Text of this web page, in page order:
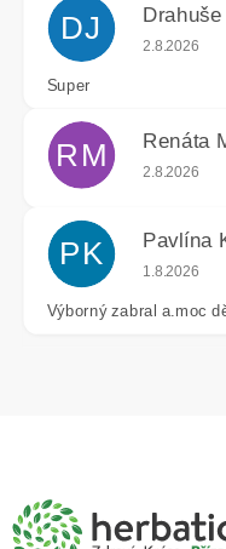
DJ Hodnocení
2.8.2026
Super
RM Renáta
Hodnocení
2.8.2026
PK Pavlína
Hodnocení
1.8.2026
Výborný zabral a.moc
a